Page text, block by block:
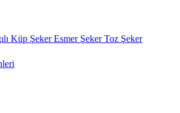
Küp ŞekerEsmer ŞekerToz Şeker